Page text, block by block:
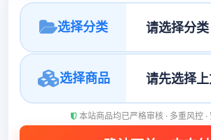
选择分类
选择商品
本站商品均已严格审核 · 多重风控 ·